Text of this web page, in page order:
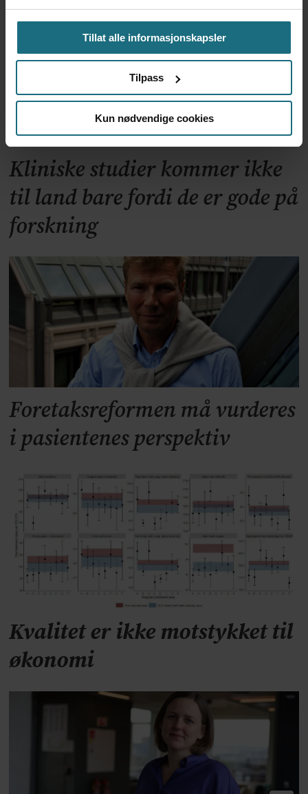
Tillat alle informasjonskapsler
Tilpass
Kun nødvendige cookies
Kliniske studier kommer ikke
til land bare fordi de er gode på
forskning
Foretaksreformen må vurderes
i pasientenes perspektiv
Kvalitet er ikke motstykket til
økonomi